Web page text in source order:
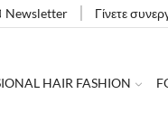
Newsletter Γίνετε
HAIR FASHION